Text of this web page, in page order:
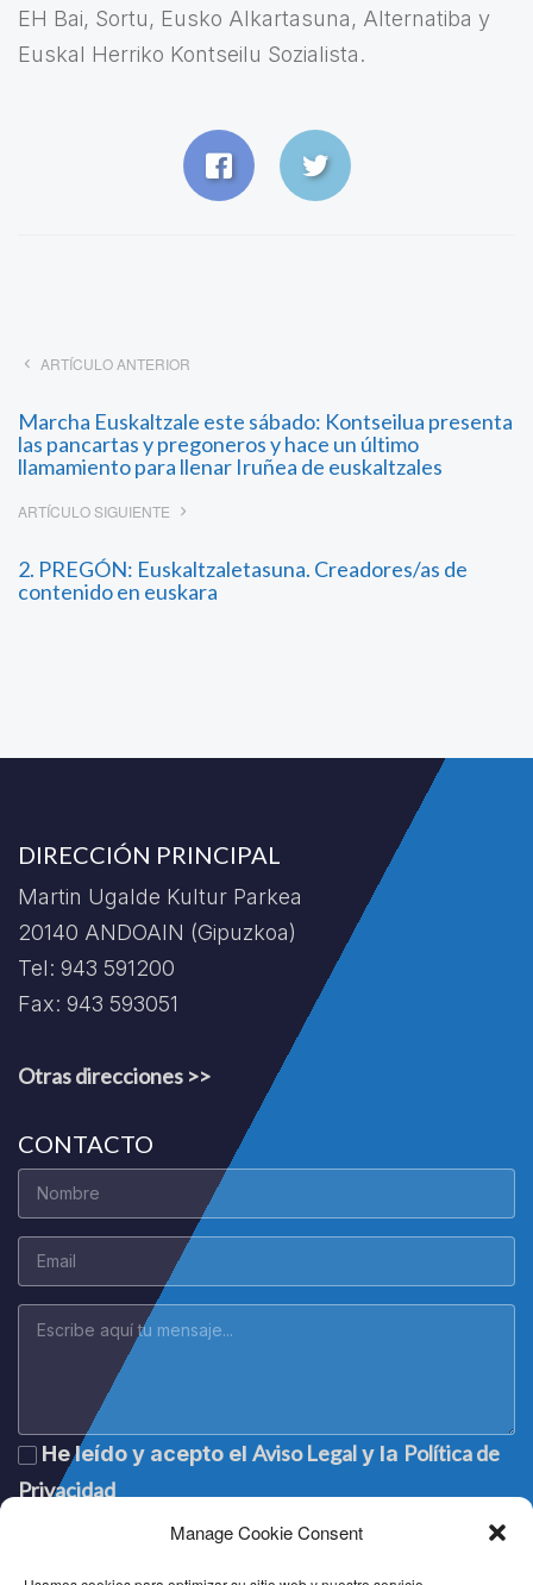
Manage Cookie Consent
EH Bai, Sortu, Eusko Alkartasuna, Alternatiba y
Euskal Herriko Kontseilu Sozialista.
ARTÍCULO ANTERIOR
Marcha Euskaltzale este sábado: Kontseilua presenta
las pancartas y pregoneros y hace un último
llamamiento para llenar Iruñea de euskaltzales
ARTÍCULO SIGUIENTE
2. PREGÓN: Euskaltzaletasuna. Creadores/as de
contenido en euskara
DIRECCIÓN PRINCIPAL
Martin Ugalde Kultur Parkea
20140 ANDOAIN (Gipuzkoa)
Tel: 943 591200
Fax: 943 593051
Otras direcciones >>
CONTACTO
He leído y acepto el Aviso Legaly la Política de
Privacidad